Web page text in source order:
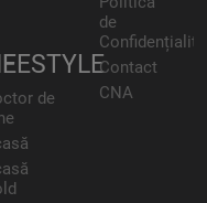
de
de
Contact
CNA